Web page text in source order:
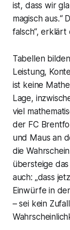
ist, dass wir
magisch aus.“
falsch“, erklärt
Tabellen
Leistung,
ist keine
Lage,
viel
der FC
und Maus an
die
übersteige
auch: „dass
Einwürfe in
– sei kein